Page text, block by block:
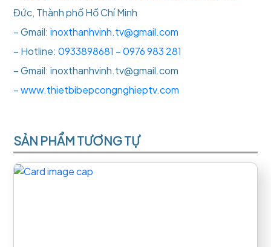
Đức, Thành phố Hồ Chí Minh
– Gmail: inoxthanhvinh.tv@gmail.com
– Hotline: 0933898681 –0976 983 281
– Gmail: inoxthanhvinh.tv@gmail.com
–www.thietbibepcongnghieptv.com
SẢN PHẨM TƯƠNG TỰ